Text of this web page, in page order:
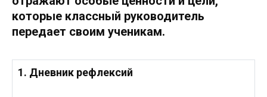
которые классный руководитель
передает своим ученикам.
1. Дневник рефлексий